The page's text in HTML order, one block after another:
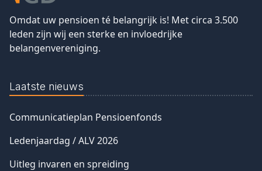
Omdat uw pensioen té belangrijk is! Met circa 3.500
leden zijn wij een sterke en invloedrijke
belangenvereniging.
Laatste nieuws
Communicatieplan Pensioenfonds
Ledenjaardag / ALV 2026
Uitleg invaren en spreiding